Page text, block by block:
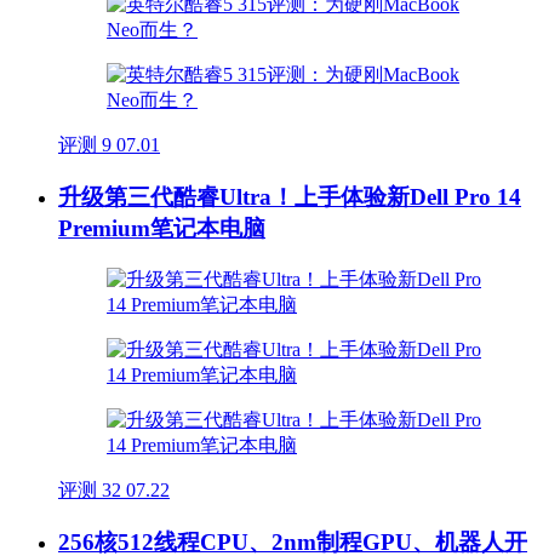
评测 9 07.01
升级第三代酷睿Ultra！上手体验新Dell Pro 14
Premium笔记本电脑
评测 32 07.22
256核512线程CPU、2nm制程GPU、机器人开